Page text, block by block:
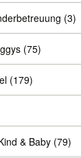
(3)
(75)
(179)
& Baby (79)